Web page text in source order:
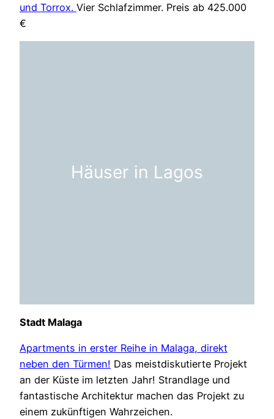
und Torrox. Vier Schlafzimmer. Preis ab 425.000
€
Häuser in Lagos
Stadt Malaga
Apartments in erster Reihe in Malaga, direkt
neben den Türmen! Das meistdiskutierte Projekt
an der Küste im letzten Jahr! Strandlage und
fantastische Architektur machen das Projekt zu
einem zukünftigen Wahrzeichen.